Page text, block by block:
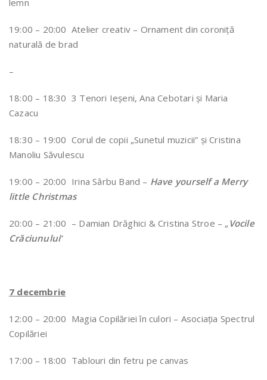
19:00 – 20:00 Atelier creativ – Ornament din coroniță
naturală de brad
–
18:00 – 18:30 3 Tenori Ieșeni, Ana Cebotari și Maria
Cazacu
18:30 – 19:00 Corul de copii „Sunetul muzicii” și Cristina
Manoliu Săvulescu
19:00 – 20:00 Irina Sârbu Band – Have yourself a Merry
little Christmas
20:00 – 21:00 – Damian Drăghici & Cristina Stroe – „Vocile
Crăciunului”
7 decembrie
12:00 – 20:00 Magia Copilăriei în culori – Asociația Spectrul
Copilăriei
17:00 – 18:00 Tablouri din fetru pe canvas